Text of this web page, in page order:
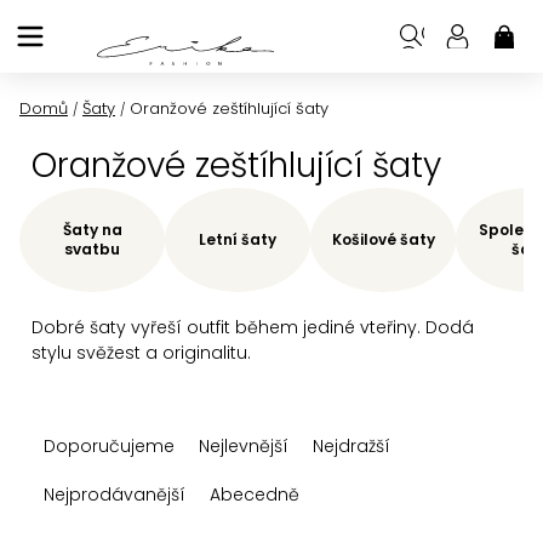
na
Domů / Šaty / Oranžové zeštíhlující šaty
Oranžové zeštíhlující šaty
Dobré šaty vyřeší outfit během jediné vteřiny. Dodá
stylu svěžest a originalitu.
Šaty na
svatbu
Letní šaty Košilové šaty
aDoporučujeme Nejlevnější
Nejdražší
Nejprodávanější
Abecedně